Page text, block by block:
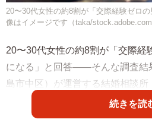
20〜30代女性の約8割が「交際経験ゼ
像はイメージです（taka/stock.adobe.com
20〜30代女性の約8割が「交際経
になる」と回答――そんな調査結
島市中区）が運営する結婚相談
の恋愛経験」に関する意識調査で
続きを読